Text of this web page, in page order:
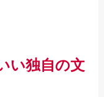
い独自の文